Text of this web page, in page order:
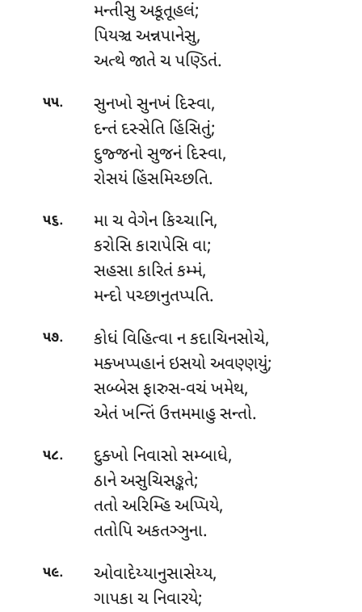
મન્તીસુ અકૂતૂહલં;
પિયઞ્ચ અન્નપાનેસુ,
અત્થે જાતે ચ પણ્ડિતં.
૫૫.
સુનખો સુનખં દિસ્વા,
દન્તં દસ્સેતિ હિંસિતું;
દુજ્જનો સુજનં દિસ્વા,
રોસયં હિંસમિચ્છતિ.
૫૬.
મા ચ વેગેન કિચ્ચાનિ,
કરોસિ કારાપેસિ વા;
સહસા કારિતં કમ્મં,
મન્દો પચ્છાનુતપ્પતિ.
૫૭.
કોધં વિહિત્વા ન કદાચિનસોચે,
મક્ખપ્પહાનં ઇસયો અવણ્ણયું;
સબ્બેસ ફારુસ-વચં ખમેથ,
એતં ખન્તિં ઉત્તમમાહુ સન્તો.
૫૮.
દુક્ખો નિવાસો સમ્બાધે,
ઠાને અસુચિસઙ્કતે;
તતો અરિમ્હિ અપ્પિયે,
તતોપિ અકતઞ્ઞુના.
૫૯.
ઓવાદેય્યાનુસાસેય્ય,
ગાપકા ચ નિવારયે;